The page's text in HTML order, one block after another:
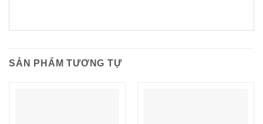
SẢN PHẨM TƯƠNG TỰ